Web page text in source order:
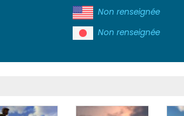
Non renseignée
Non renseignée